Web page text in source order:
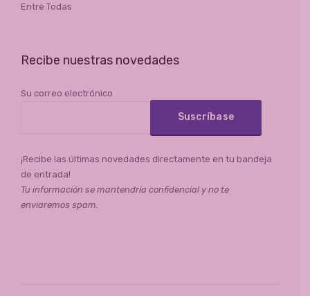
Entre Todas
Recibe nuestras novedades
Su correo electrónico
¡Recibe las últimas novedades directamente en tu bandeja
de entrada!
Tu información se mantendría confidencial y no te
enviaremos spam.